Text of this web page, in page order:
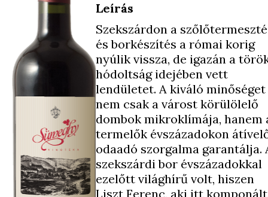
Leírás
Szekszárdon a
és borkészítés a római korig
nyúlik vissza, de igazán a
hódoltság idejében vett
lendületet. A kiváló minőséget
nem csak a várost körülölelő
dombok mikroklímája, hanem
termelők évszázadokon
odaadó szorgalma garantálja.
szekszárdi bor évszázadokkal
ezelőtt világhírű volt, hiszen
Liszt Ferenc, aki itt